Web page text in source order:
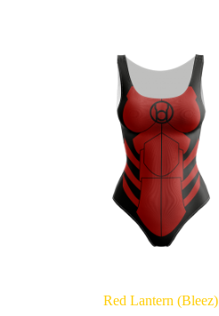
Red Lantern (Bleez)